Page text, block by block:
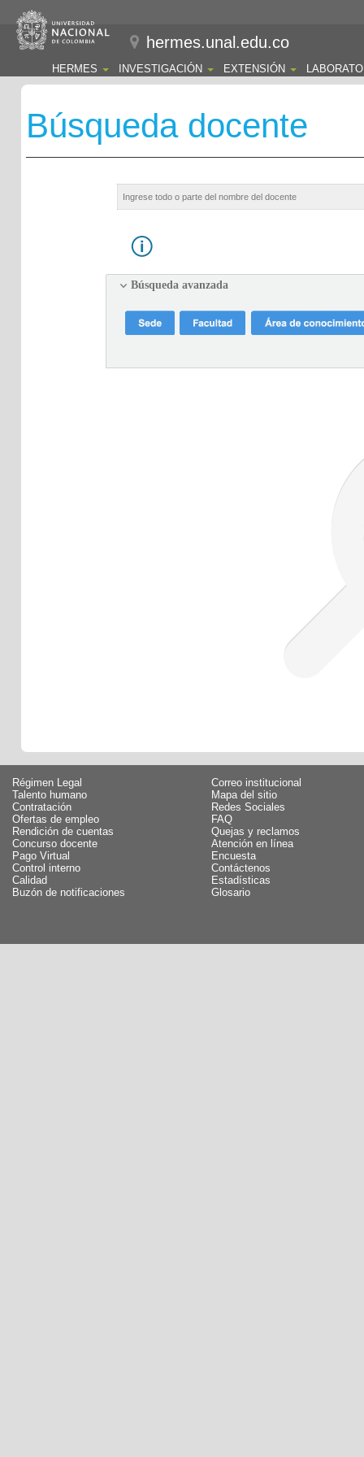
hermes.unal.edu.co
HERMES INVESTIGACIÓN EXTENSIÓN
Búsqueda docente
Búsqueda avanzada
Régimen Legal
Talento humano
Contratación
Ofertas de empleo
Rendición de cuentas
Concurso docente
Pago Virtual
Control interno
Calidad
Buzón de notificaciones
Correo institucional
Mapa del sitio
Redes Sociales
FAQ
Quejas y reclamos
Atención en línea
Encuesta
Contáctenos
Estadísticas
Glosario